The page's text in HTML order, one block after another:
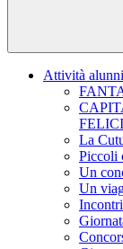
Attività
La
Piccoli
Un
Un